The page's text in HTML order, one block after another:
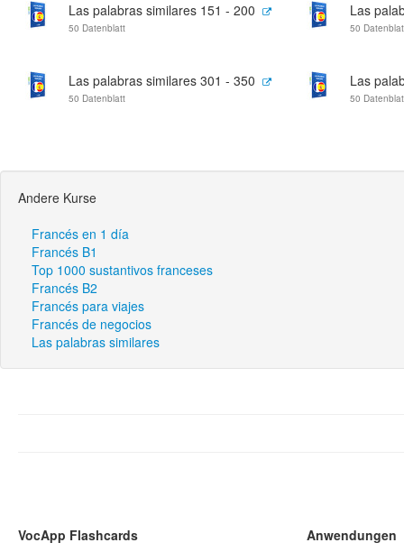
Las palabras similares 151 - 200
50 Datenblatt
Las
50
Las palabras similares 301 - 350
50 Datenblatt
Las
50
Andere Kurse
Francés en 1 día
Francés B1
Top 1000 sustantivos franceses
Francés B2
Francés para viajes
Francés de negocios
Las palabras similares
VocApp Flashcards
Anwendungen